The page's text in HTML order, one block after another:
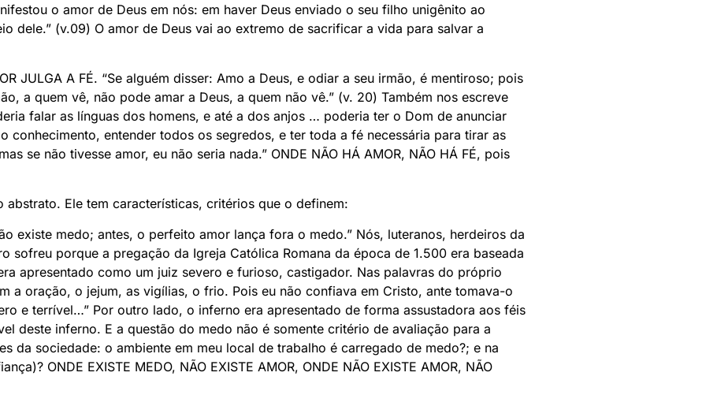
o amor de Deus em nós: em haver Deus enviado o seu filho unigênito ao
dele.” (v.09) O amor de Deus vai ao extremo de sacrificar a vida para salvar a
JULGA A FÉ. “Se alguém disser: Amo a Deus, e odiar a seu irmão, é mentiroso; pois
a quem vê, não pode amar a Deus, a quem não vê.” (v. 20) Também nos escreve
falar as línguas dos homens, e até a dos anjos … poderia ter o Dom de anunciar
conhecimento, entender todos os segredos, e ter toda a fé necessária para tirar as
se não tivesse amor, eu não seria nada.” ONDE NÃO HÁ AMOR, NÃO HÁ FÉ, pois
abstrato. Ele tem características, critérios que o definem:
existe medo; antes, o perfeito amor lança fora o medo.” Nós, luteranos, herdeiros da
sofreu porque a pregação da Igreja Católica Romana da época de 1.500 era baseada
apresentado como um juiz severo e furioso, castigador. Nas palavras do próprio
a oração, o jejum, as vigílias, o frio. Pois eu não confiava em Cristo, ante tomava-o
e terrível…” Por outro lado, o inferno era apresentado de forma assustadora aos féis
deste inferno. E a questão do medo não é somente critério de avaliação para a
da sociedade: o ambiente em meu local de trabalho é carregado de medo?; e na
ONDE EXISTE MEDO, NÃO EXISTE AMOR, ONDE NÃO EXISTE AMOR, NÃO